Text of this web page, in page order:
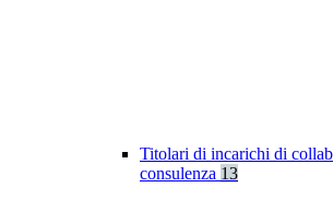
Titolari di incarichi di
consulenza 13